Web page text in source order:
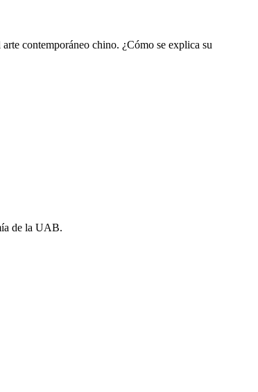
contemporáneo chino. ¿Cómo se explica su
de la UAB.